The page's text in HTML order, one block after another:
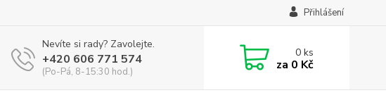
Přihlášení
Nevíte si rady? Zavolejte.
+420 606 771 574
(Po-Pá, 8-15:30 hod.)
0ks
za 0 Kč